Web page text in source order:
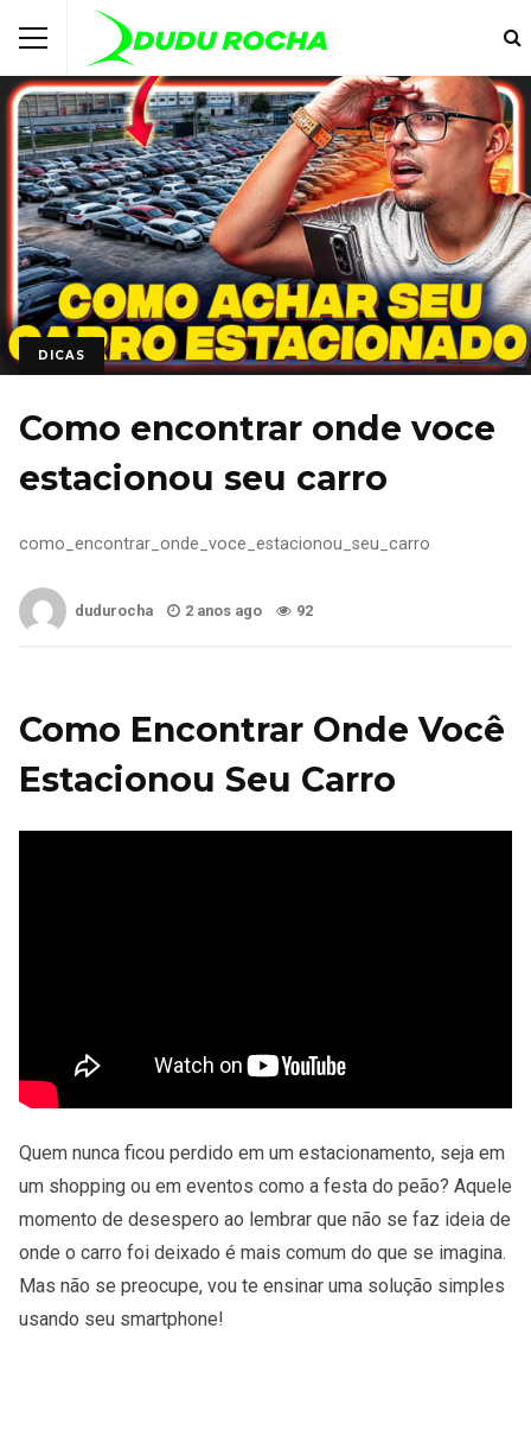
DICAS
Como encontrar onde voce
estacionou seu carro
como_encontrar_onde_voce_estacionou_seu_carro
dudurocha 2 anos ago 92
Como Encontrar Onde Você
Estacionou Seu Carro
Quem nunca ficou perdido em um estacionamento, seja em
um shopping ou em eventos como a festa do peão? Aquele
momento de desespero ao lembrar que não se faz ideia de
onde o carro foi deixado é mais comum do que se imagina.
Mas não se preocupe, vou te ensinar uma solução simples
usando seu smartphone!